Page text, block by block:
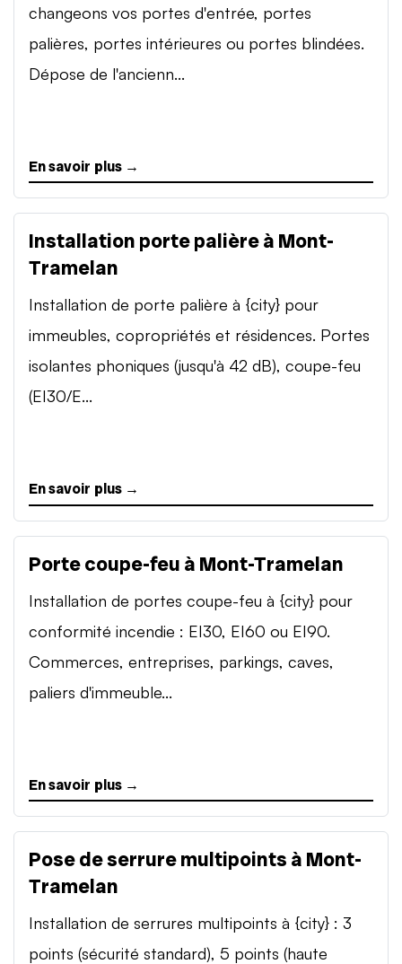
changeons vos portes d'entrée, portes
palières, portes intérieures ou portes blindées.
Dépose de l'ancienn...
En savoir plus →
Installation porte palière à Mont-
Tramelan
Installation de porte palière à {city} pour
immeubles, copropriétés et résidences. Portes
isolantes phoniques (jusqu'à 42 dB), coupe-feu
(EI30/E...
En savoir plus →
Porte coupe-feu à Mont-Tramelan
Installation de portes coupe-feu à {city} pour
conformité incendie : EI30, EI60 ou EI90.
Commerces, entreprises, parkings, caves,
paliers d'immeuble...
En savoir plus →
Pose de serrure multipoints à Mont-
Tramelan
Installation de serrures multipoints à {city} : 3
points (sécurité standard), 5 points (haute